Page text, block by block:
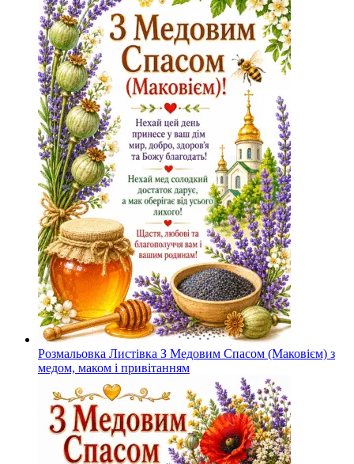
Розмальовка Листівка З Медовим Спасом (Маковієм) з
медом, маком і привітанням